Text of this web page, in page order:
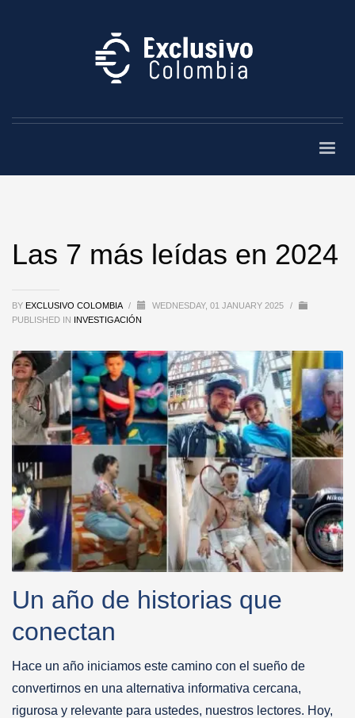
Las 7 más leídas en 2024
BY EXCLUSIVO COLOMBIA / WEDNESDAY, 01 JANUARY 2025
/
PUBLISHED IN INVESTIGACIÓN
Un año de historias que
conectan
Hace un año iniciamos este camino con el sueño de
convertirnos en una alternativa informativa cercana,
rigurosa y relevante para ustedes, nuestros lectores. Hoy,